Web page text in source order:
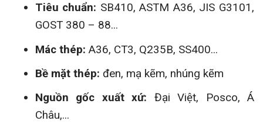
Tiêu chuẩn: SB410, ASTM A36, JIS G3101,
GOST 380 – 88...
Mác thép: A36, CT3, Q235B, SS400...
Bề mặt thép: đen, mạ kẽm, nhúng kẽm
Nguồn gốc xuất xứ: Đại Việt, Posco, Á
Châu,...